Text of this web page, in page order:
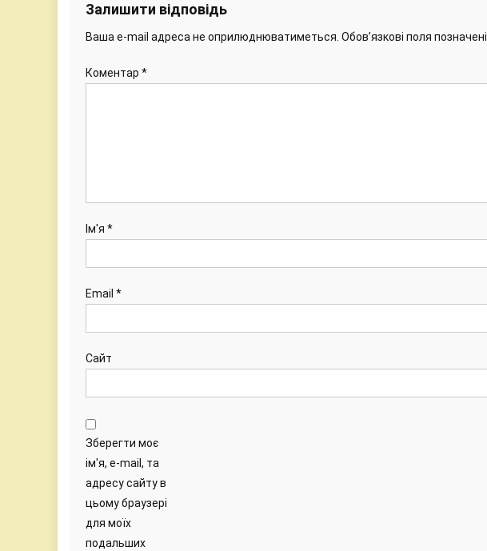
Залишити відповідь
Ваша e-mail адреса не оприлюднюватиметься. Обов’язкові поля позначені
Коментар *
Ім'я *
Email *
Сайт
Зберегти моє
ім'я, e-mail, та
адресу сайту в
цьому браузері
для моїх
подальших